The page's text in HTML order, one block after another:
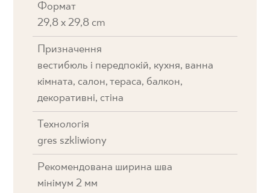
Формат
29,8 x 29,8 cm
Призначення
вестибюль і передпокій, кухня, ванна
кімната, салон, тераса, балкон,
декоративні, стіна
Технологія
gres szkliwiony
Рекомендована ширина шва
мінімум 2 мм